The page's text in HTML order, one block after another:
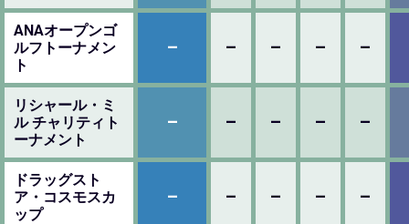
ANAオープンゴ
ルフトーナメン
ト
– – – – –
リシャール・ミ
ル チャリティト
ーナメント
– – – – –
ドラッグスト
ア・コスモスカ
ップ
– – – – –